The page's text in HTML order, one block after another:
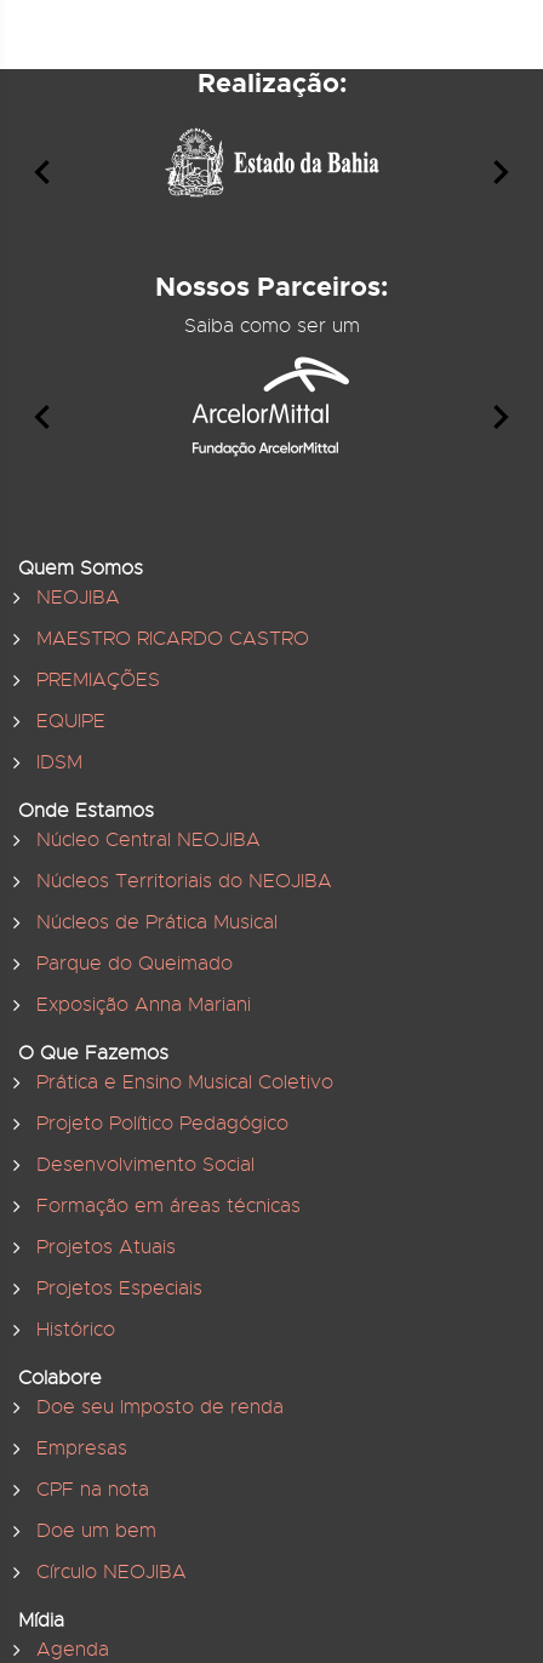
Realização:
Nossos Parceiros:
Saiba como ser um
Quem Somos
NEOJIBA
MAESTRO RICARDO CASTRO
PREMIAÇÕES
EQUIPE
IDSM
Onde Estamos
Núcleo Central NEOJIBA
Núcleos Territoriais do NEOJIBA
Núcleos de Prática Musical
Parque do Queimado
Exposição Anna Mariani
O Que Fazemos
Prática e Ensino Musical Coletivo
Projeto Político Pedagógico
Desenvolvimento Social
Formação em áreas técnicas
Projetos Atuais
Projetos Especiais
Histórico
Colabore
Doe seu Imposto de renda
Empresas
CPF na nota
Doe um bem
Círculo NEOJIBA
Mídia
Agenda